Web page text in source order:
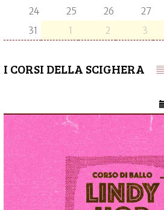
24
25 26 27
31
1 2 3
I CORSI DELLA SCIGHERA